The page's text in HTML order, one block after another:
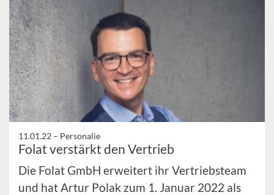
11.01.22 – Personalie
Folat verstärkt den Vertrieb
Die Folat GmbH erweitert ihr Vertriebsteam
und hat Artur Polak zum 1. Januar 2022 als